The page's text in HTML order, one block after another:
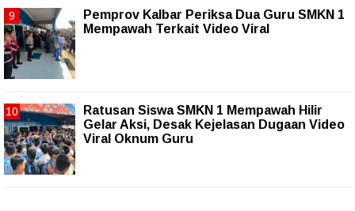
Pemprov Kalbar Periksa Dua Guru SMKN 1
Mempawah Terkait Video Viral
Ratusan Siswa SMKN 1 Mempawah Hilir
Gelar Aksi, Desak Kejelasan Dugaan Video
Viral Oknum Guru